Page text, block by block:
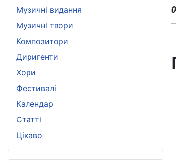
Музичні видання
Музичні твори
Композитори
Диригенти
Хори
Фестивалі
Календар
Статті
Цікаво